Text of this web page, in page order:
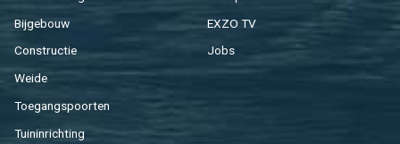
Bij­ge­bouw
Con­struc­tie
Weide
Toe­gangs­poor­ten
Tuin­in­rich­ting
EXZO TV
Jobs